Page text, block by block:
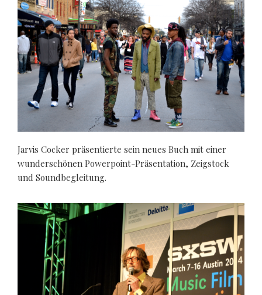
Jarvis Cocker präsentierte sein neues Buch mit einer
wunderschönen Powerpoint-Präsentation, Zeigstock
und Soundbegleitung.